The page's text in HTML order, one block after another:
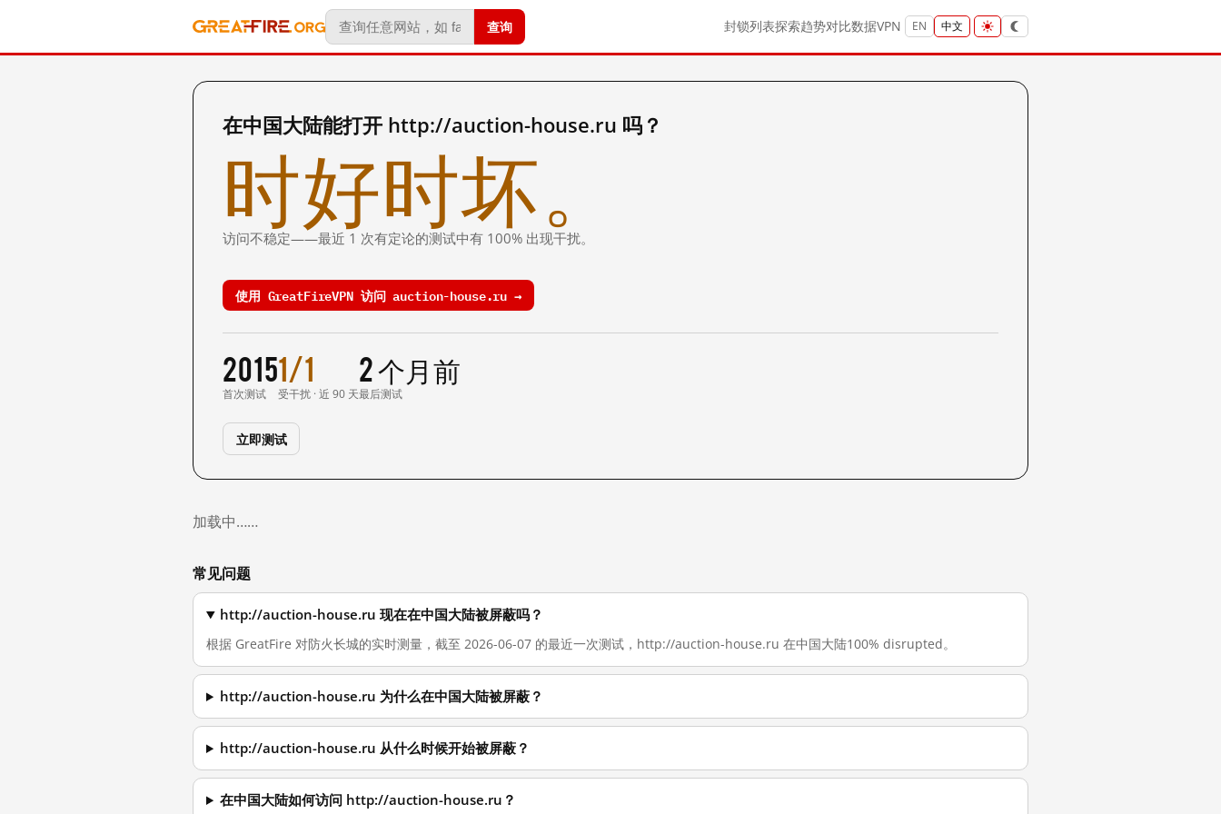
查询 封锁列表探索趋势对比数据VPN EN 中文
在中国大陆能打开 http://auction-house.ru 吗？
时好时坏。
访问不稳定——最近 1 次有定论的测试中有 100% 出现干扰。
使用 GreatFireVPN 访问 auction-house.ru →
2015
首次测试
1/1
受干扰 · 近 90 天
2 个月前
最后测试
立即测试
加载中……
常见问题
http://auction-house.ru 现在在中国大陆被屏蔽吗？
根据 GreatFire 对防火长城的实时测量，截至 2026-06-07 的最近一次测试，http://auction-house.ru 在中国大陆100% disrupted。
http://auction-house.ru 为什么在中国大陆被屏蔽？
http://auction-house.ru 从什么时候开始被屏蔽？
在中国大陆如何访问 http://auction-house.ru？